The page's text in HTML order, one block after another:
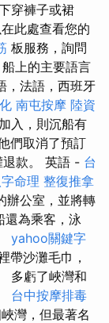
穿褲子或裙
此處查看您的
板服務，詢問
船上的主要語言
，法語，西班牙
南屯按摩 陸資
入，則沉船有
們取消了預訂
退款。 英語 - 台
字命理 整復推拿
辦公室，並將轉
還為乘客，泳
yahoo關鍵字
帶沙灘毛巾，
多虧了峽灣和
台中按摩排毒
灣，但最著名